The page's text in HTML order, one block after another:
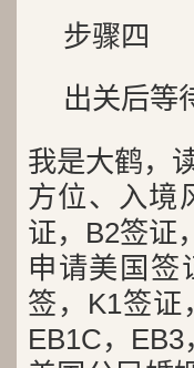
步骤四
出关后等
我是大鹤，
方位、入境
证，B2签证
申请美国签
签，K1签证
EB1C，